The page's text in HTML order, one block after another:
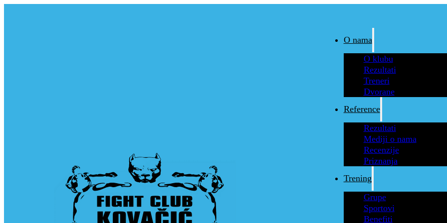
O nama
O klubu
Rezultati
Treneri
Dvorane
Reference
Rezultati
Mediji o nama
Recenzije
Priznanja
Trening
Grupe
Sportovi
Benefiti